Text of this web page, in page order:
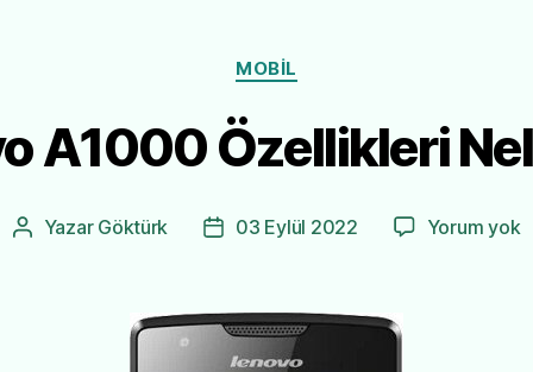
Kategoriler
MOBIL
A1000 Özellikleri
Yazının
Yazar Göktürk
Yazı03 Eylül 2022 Yorum yok